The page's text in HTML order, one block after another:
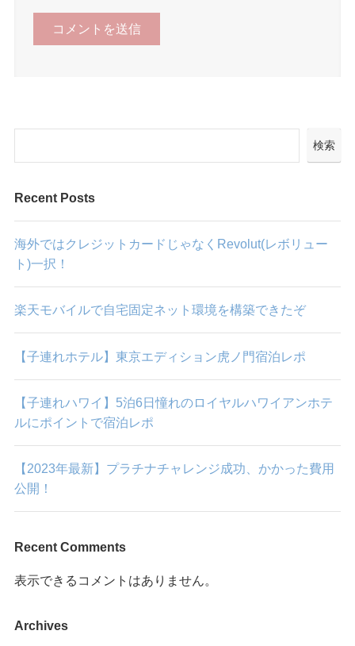
検索
Recent Posts
海外ではクレジットカードじゃなくRevolut(レボリュー
ト)一択！
楽天モバイルで自宅固定ネット環境を構築できたぞ
【子連れホテル】東京エディション虎ノ門宿泊レポ
【子連れハワイ】5泊6日憧れのロイヤルハワイアンホテ
ルにポイントで宿泊レポ
【2023年最新】プラチナチャレンジ成功、かかった費用
公開！
Recent Comments
表示できるコメントはありません。
Archives